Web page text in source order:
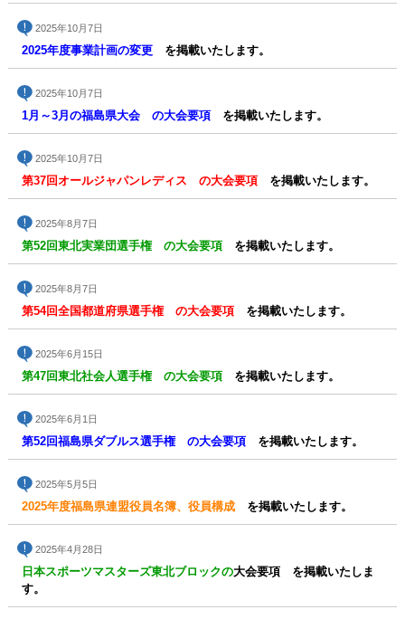
2025年10月7日
2025年度事業計画の変更を掲載いたします。
2025年10月7日
1月～3月の福島県大会 の大会要項を掲載いたします。
2025年10月7日
第37回オールジャパンレディス の大会要項を掲載いたします。
2025年8月7日
第52回東北実業団選手権 の大会要項を掲載いたします。
2025年8月7日
第54回全国都道府県選手権 の大会要項を掲載いたします。
2025年6月15日
第47回東北社会人選手権 の大会要項を掲載いたします。
2025年6月1日
第52回福島県ダブルス選手権 の大会要項を掲載いたします。
2025年5月5日
2025年度福島県連盟役員名簿、役員構成を掲載いたします。
2025年4月28日
日本スポーツマスターズ東北ブロックの大会要項 を掲載いたしま
す。